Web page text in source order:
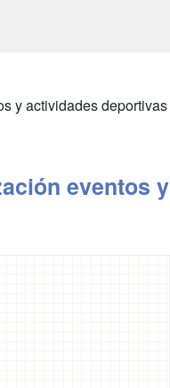
y actividades deportivas
eventos y